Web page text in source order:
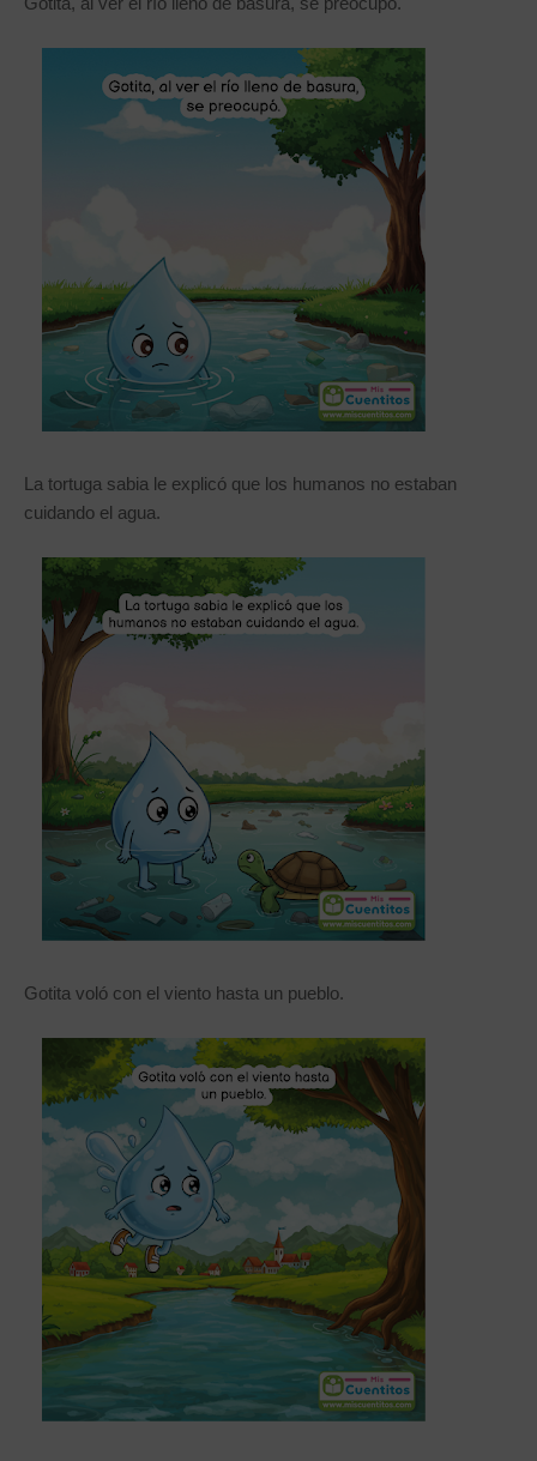
La tortuga sabia le explicó que los humanos no estaban
cuidando el agua.
Gotita voló con el viento hasta un pueblo.